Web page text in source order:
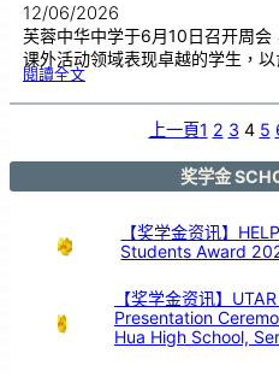
12/06/2026
芙蓉中华中学于6月10日召开周
课外活动领域表现卓越的学生，
閱讀全文:周
奖
子
学
上一頁1 2 3 4 5
奖学金
【奖学金资讯】
Students Award
【奖学金资讯】
Presentation
Hua High School,